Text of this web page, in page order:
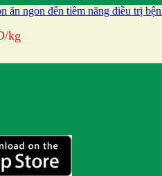
ăn ngon đến tiềm năng điều trị
/kg